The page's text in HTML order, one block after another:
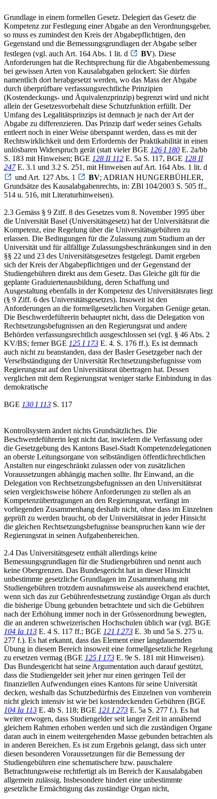
Grundlage in einem formellen Gesetz. Delegiert das Gesetz die
Kompetenz zur Festlegung einer Abgabe an den Verordnungsgeber,
so muss es zumindest den Kreis der Abgabepflichtigen, den
Gegenstand und die Bemessungsgrundlagen der Abgabe selber
festlegen (vgl. auch Art. 164 Abs. 1 lit. d
BV). Diese
Anforderungen hat die Rechtsprechung für die Abgabenbemessung
bei gewissen Arten von Kausalabgaben gelockert: Sie dürfen
namentlich dort herabgesetzt werden, wo das Mass der Abgabe
durch überprüfbare verfassungsrechtliche Prinzipien
(Kostendeckungs- und Äquivalenzprinzip) begrenzt wird und nicht
allein der Gesetzesvorbehalt diese Schutzfunktion erfüllt. Der
Umfang des Legalitätsprinzips ist demnach je nach der Art der
Abgabe zu differenzieren. Das Prinzip darf weder seines Gehalts
entleert noch in einer Weise überspannt werden, dass es mit der
Rechtswirklichkeit und dem Erfordernis der Praktikabilität in einen
unlösbaren Widerspruch gerät (statt vieler BGE 126 I 180 E. 2a/bb
S. 183 mit Hinweisen; BGE 128 II 112 E. 5a S. 117, BGE 128 II
247E. 3.1 und 3.2 S. 251, mit Hinweisen auf Art. 164 Abs. 1 lit. d
und Art. 127 Abs. 1
BV; ADRIAN HUNGERBÜHLER,
Grundsätze des Kausalabgabenrechts, in: ZBl 104/2003 S. 505 ff.,
514 u. 516, mit Literaturhinweisen).
2.3 Gemäss § 9 Ziff. 8 des Gesetzes vom 8. November 1995 über
die Universität Basel (Universitätsgesetz) hat der Universitätsrat die
Kompetenz, eine Regelung über die Universitätsgebühren zu
erlassen. Die Bedingungen für die Zulassung zum Studium an der
Universität und für allfällige Zulassungsbeschränkungen sind in den
§§ 22 und 23 des Universitätsgesetzes festgelegt. Damit ergeben
sich der Kreis der Abgabepflichtigen und der Gegenstand der
Studiengebühren direkt aus dem Gesetz. Das Gleiche gilt für die
geplante Graduiertenausbildung, deren Schaffung und
Ausgestaltung ebenfalls in der Kompetenz des Universitätsrates liegt
(§ 9 Ziff. 6 des Universitätsgesetzes). Insoweit ist den
Anforderungen an die formellgesetzlichen Vorgaben Genüge getan.
Die Beschwerdeführerin behauptet nicht, dass die Delegation von
Rechtsetzungsbefugnissen an den Regierungsrat und andere
Behörden verfassungsrechtlich ausgeschlossen sei (vgl. § 46 Abs. 2
KV/BS; ferner BGE 125 I 173 E. 4. S. 176 ff.). Es ist demnach
auch nicht zu beanstanden, dass der Basler Gesetzgeber nach der
Verselbständigung der Universität Rechtsetzungsbefugnisse vom
Regierungsrat auf den Universitätsrat übertragen hat. Dessen
verglichen mit dem Regierungsrat weniger starke Einbindung in das
demokratische
BGE 130 I 113 S. 117
Kontrollsystem ändert nichts Grundsätzliches. Die
Beschwerdeführerin legt nicht dar, inwiefern die Verfassung oder
die Gesetzgebung des Kantons Basel-Stadt Kompetenzdelegationen
an oberste Leitungsorgane von selbständigen öffentlichrechtlichen
Anstalten nur eingeschränkt zulassen oder von zusätzlichen
Voraussetzungen abhängig machen sollte. Ihr Einwand, an die
Delegation von Rechtsetzungsbefugnissen an den Universitätsrat
seien vergleichsweise höhere Anforderungen zu stellen als an
Kompetenzübertragungen an den Regierungsrat, verfängt im
vorliegenden Zusammenhang deshalb nicht, ohne dass im Einzelnen
geprüft zu werden braucht, ob der Universitätsrat in jeder Hinsicht
die gleichen Rechtsetzungsbefugnisse beanspruchen kann wie der
Regierungsrat in seinen Aufgabenbereichen.
2.4 Das Universitätsgesetz enthält allerdings keine
Bemessungsgrundlagen für die Studiengebühren und nennt auch
keine Obergrenzen. Das Bundesgericht hat in dieser Hinsicht
unbestimmte gesetzliche Grundlagen im Zusammenhang mit
Studiengebühren trotzdem ausnahmsweise als ausreichend erachtet,
wenn sich das zur Gebührenfestsetzung zuständige Organ als durch
die bisherige Übung gebunden betrachtete und sich die Gebühren
nach der Erhöhung immer noch in der Grössenordnung bewegten,
die an anderen schweizerischen Hochschulen üblich war (vgl. BGE
104 Ia 113 E. 4 S. 117 ff.; BGE 121 I 273 E. 3b und 5a S. 275 u.
277 f.). Es hat erkannt, dass das Element einer langdauernden
Übung in diesem Bereich insoweit eine formellgesetzliche Regelung
zu ersetzen vermag (BGE 125 I 173 E. 9e S. 181 mit Hinweisen).
Das Bundesgericht hat seine Argumentation auch darauf gestützt,
dass die Studiengelder seit jeher nur einen geringen Teil der
finanziellen Aufwendungen eines Kantons für seine Universität
decken, weshalb das Schutzbedürfnis des Einzelnen von vornherein
nicht gleich intensiv ist wie bei kostendeckenden Gebühren (BGE
104 Ia 113 E. 4b S. 118; BGE 121 I 273 E. 5a S. 277 f.). Es hat
weiter erwogen, dass Studiengelder seit langer Zeit in annähernd
gleichem Rahmen erhoben werden und sich die zuständigen Organe
daran auch in einem weitergehenden Masse gebunden betrachten als
in anderen Bereichen. Es ist zum Ergebnis gelangt, dass sich unter
diesen besonderen Voraussetzungen für die Bemessung der
Studiengebühren eine schematischere bzw. pauschalere
Betrachtungsweise rechtfertigt als im Bereich der Kausalabgaben
allgemein zulässig. Insbesondere hindert eine unbestimmte
gesetzliche Ermächtigung das zuständige Organ nicht,